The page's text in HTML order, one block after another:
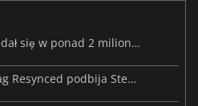
Black Flag Resynced sprzedał się w ponad 2 milionach sztuk w dniu premiery
Assassin’s Creed: Black Flag Resynced podbija Steam